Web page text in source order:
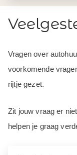
Vragen over
voorkomende
rijtje gezet.
Zit jouw vraag er
helpen je graag